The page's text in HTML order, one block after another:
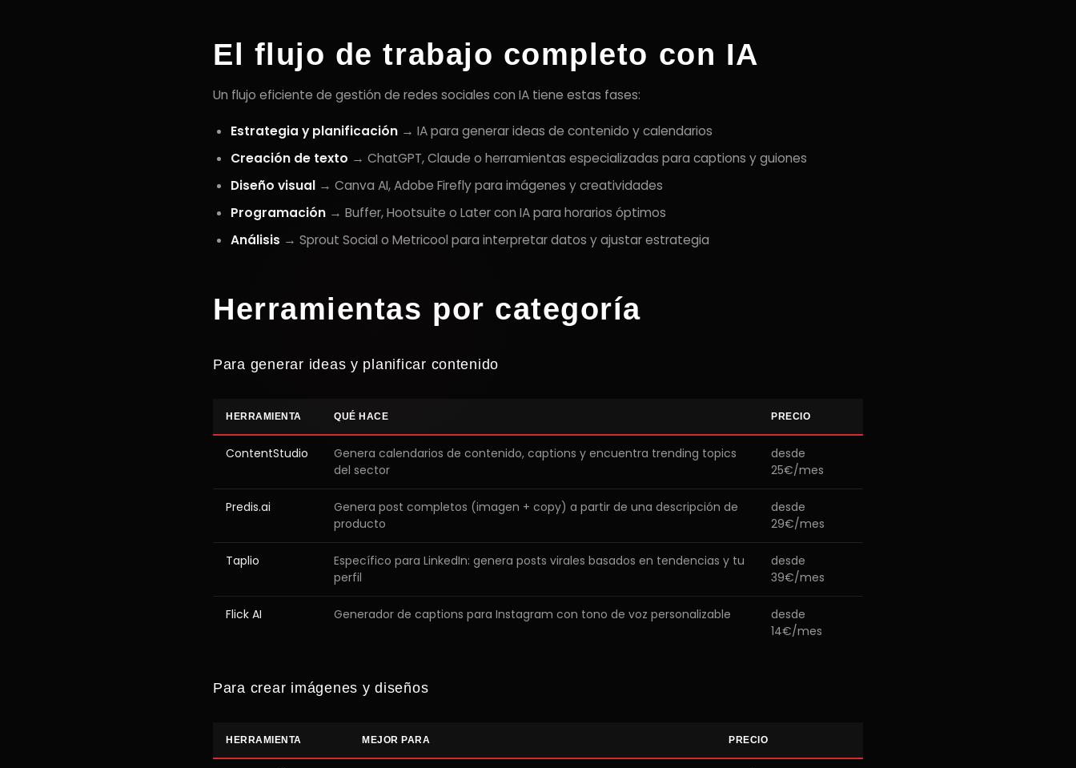
El flujo de trabajo completo con IA
Un flujo eficiente de gestión de redes sociales con IA tiene estas fases:
Estrategia y planificación → IA para generar ideas de contenido y calendarios
Creación de texto → ChatGPT, Claude o herramientas especializadas para captions y guiones
Diseño visual → Canva AI, Adobe Firefly para imágenes y creatividades
Programación → Buffer, Hootsuite o Later con IA para horarios óptimos
Análisis → Sprout Social o Metricool para interpretar datos y ajustar estrategia
Herramientas por categoría
Para generar ideas y planificar contenido
HERRAMIENTA QUÉ HACE PRECIO
ContentStudio
Genera calendarios de contenido, captions y encuentra trending topics
del sector
desde
25€/mes
Predis.ai
Genera post completos (imagen + copy) a partir de una descripción de
producto
desde
29€/mes
Taplio
Específico para LinkedIn: genera posts virales basados en tendencias y tu
perfil
desde
39€/mes
Flick AI Generador de captions para Instagram con tono de voz personalizable
desde
14€/mes
Para crear imágenes y diseños
HERRAMIENTA MEJOR PARA PRECIO